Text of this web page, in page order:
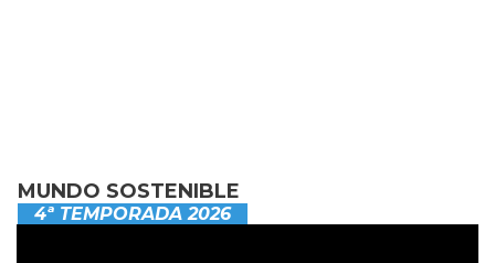
MUNDO SOSTENIBLE
4ª TEMPORADA 2026